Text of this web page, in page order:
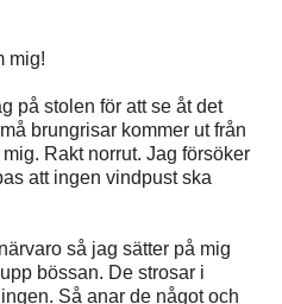
mig!
på stolen för att se åt det
brungrisar kommer ut från
Rakt norrut. Jag försöker
att ingen vindpust ska
så jag sätter på mig
bössan. De strosar i
Så anar de något och